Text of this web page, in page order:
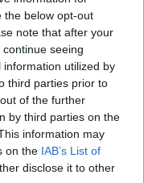
the below opt-out
note that after your
seeing
utilized by
third parties prior to
of the further
by third parties on the
information may
on the IAB’s List of
disclose it to other
Print